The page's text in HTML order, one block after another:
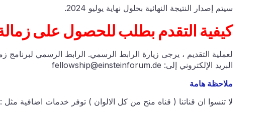
سيتم إصدار النتيجة النهائية بحلول نهاية يوليو 2024.
كيفية التقدم بطلب للحصول على
لعملية التقديم ، يرجى زيارة الرابط الرسمي. الرابط الرسمي
البريد الإلكتروني إلى: fellowship@einsteinforum.de
ملاحظة هامة
لا تنسوا ان قناتنا ( قناه منح من كل الالوان ) توفر خدمات اضافية مثل :